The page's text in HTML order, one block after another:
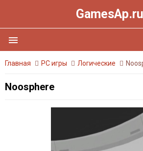
GamesAp.ru
menu
Главная PC игры Логические
Noosphere